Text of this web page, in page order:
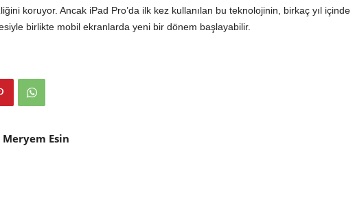
koruyor. Ancak iPad Pro’da ilk kez kullanılan bu teknolojinin, birkaç yıl içinde
birlikte mobil ekranlarda yeni bir dönem başlayabilir.
Meryem Esin